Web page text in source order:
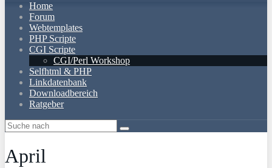
Home
Forum
Webtemplates
PHP Scripte
CGI Scripte
CGI/Perl Workshop
Selfhtml & PHP
Linkdatenbank
Downloadbereich
Ratgeber
April